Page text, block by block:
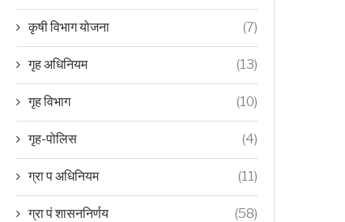
कृषी विभाग योजना (7)
गृह अधिनियम (13)
गृह विभाग (10)
गृह-पोलिस (4)
ग्रा प अधिनियम (11)
ग्रा पं शासननिर्णय (58)